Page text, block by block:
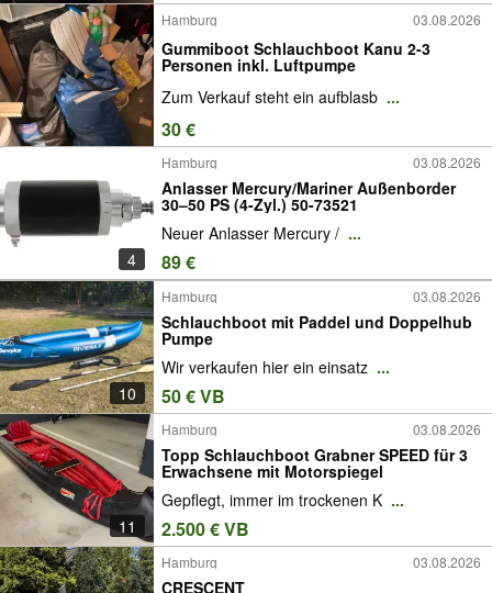
Hamburg 03.08.2026
Gummiboot Schlauchboot Kanu 2-3
Personen inkl. Luftpumpe
Zum Verkauf steht ein aufblasb ...
30 €
4
Hamburg 03.08.2026
Anlasser Mercury/Mariner Außenborder
30–50 PS (4-Zyl.) 50-73521
Neuer Anlasser Mercury / ...
89 €
10
Hamburg 03.08.2026
Schlauchboot mit Paddel und Doppelhub
Pumpe
Wir verkaufen hier ein einsatz ...
50 € VB
11
Hamburg 03.08.2026
Topp Schlauchboot Grabner SPEED für 3
Erwachsene mit Motorspiegel
Gepflegt, immer im trockenen K ...
2.500 € VB
Hamburg 03.08.2026
CRESCENT